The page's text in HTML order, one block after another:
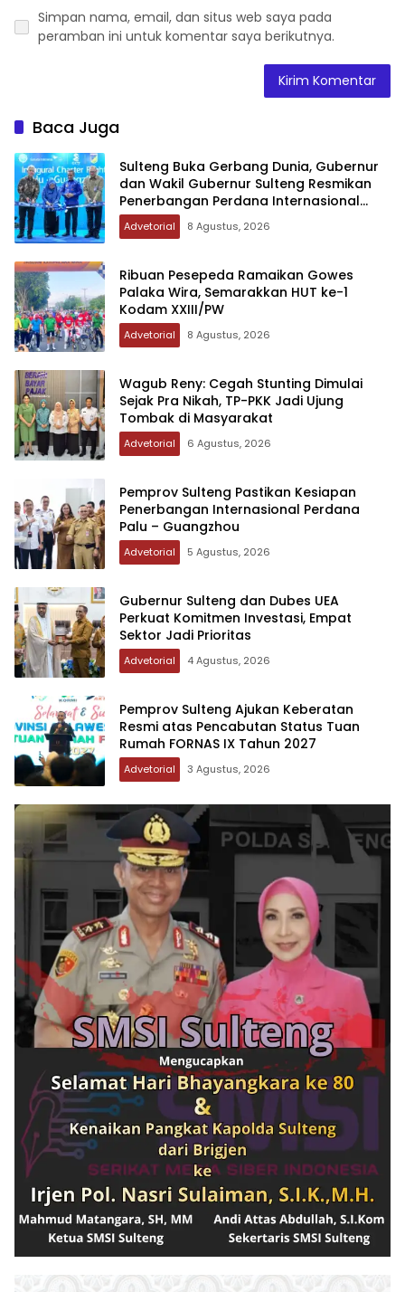
Simpan nama, email, dan situs web saya pada
peramban ini untuk komentar saya berikutnya.
Baca Juga
Sulteng Buka Gerbang Dunia, Gubernur
dan Wakil Gubernur Sulteng Resmikan
Penerbangan Perdana Internasional
Palu-Guangzhou
Advetorial 8 Agustus, 2026
Ribuan Pesepeda Ramaikan Gowes
Palaka Wira, Semarakkan HUT ke-1
Kodam XXIII/PW
Advetorial 8 Agustus, 2026
Wagub Reny: Cegah Stunting Dimulai
Sejak Pra Nikah, TP-PKK Jadi Ujung
Tombak di Masyarakat
Advetorial 6 Agustus, 2026
Pemprov Sulteng Pastikan Kesiapan
Penerbangan Internasional Perdana
Palu – Guangzhou
Advetorial 5 Agustus, 2026
Gubernur Sulteng dan Dubes UEA
Perkuat Komitmen Investasi, Empat
Sektor Jadi Prioritas
Advetorial 4 Agustus, 2026
Pemprov Sulteng Ajukan Keberatan
Resmi atas Pencabutan Status Tuan
Rumah FORNAS IX Tahun 2027
Advetorial 3 Agustus, 2026